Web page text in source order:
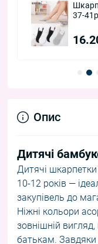
37-
Опис
Дитячі
Дитячі шкарпетки
10-12 років —
закупівель до
Ніжні кольори
зовнішній
батькам.